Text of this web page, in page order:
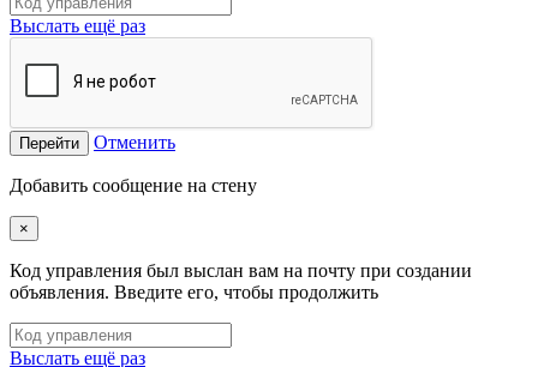
Выслать ещё раз
Перейти Отменить
Добавить сообщение на стену
×
Код управления был выслан вам на почту при создании
объявления. Введите его, чтобы продолжить
Выслать ещё раз